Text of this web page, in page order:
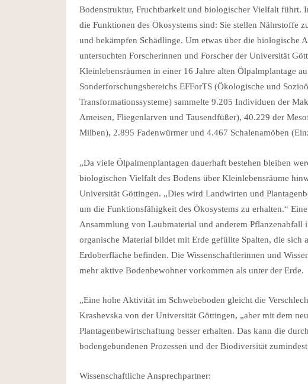
Bodenstruktur, Fruchtbarkeit und biologischer Vielfalt führt.
die Funktionen des Ökosystems sind: Sie stellen Nährstoffe
und bekämpfen Schädlinge. Um etwas über die biologische
untersuchten Forscherinnen und Forscher der Universität
Kleinlebensräumen in einer 16 Jahre alten Ölpalmplantage
Sonderforschungsbereichs EFForTS (Ökologische und
Transformationssysteme) sammelte 9.205 Individuen der
Ameisen, Fliegenlarven und Tausendfüßer), 40.229 der
Milben), 2.895 Fadenwürmer und 4.467 Schalenamöben
„Da viele Ölpalmenplantagen dauerhaft bestehen bleiben
biologischen Vielfalt des Bodens über Kleinlebensräume
Universität Göttingen. „Dies wird Landwirten und
um die Funktionsfähigkeit des Ökosystems zu erhalten.“
Ansammlung von Laubmaterial und anderem Pflanzenabfall
organische Material bildet mit Erde gefüllte Spalten, die sich
Erdoberfläche befinden. Die Wissenschaftlerinnen und
mehr aktive Bodenbewohner vorkommen als unter der Erde.
„Eine hohe Aktivität im Schwebeboden gleicht die
Krashevska von der Universität Göttingen, „aber mit dem
Plantagenbewirtschaftung besser erhalten. Das kann die
bodengebundenen Prozessen und der Biodiversität
Wissenschaftliche Ansprechpartner: